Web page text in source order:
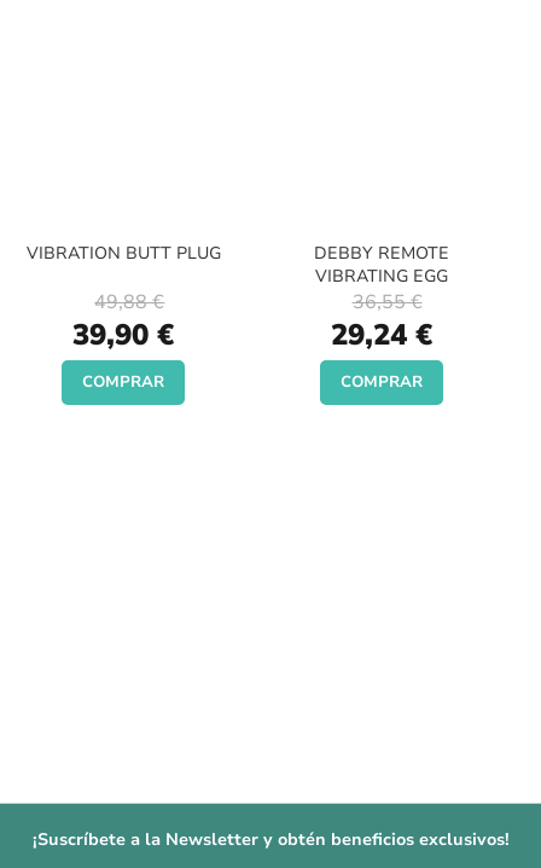
VIBRATION BUTT PLUG
Special
Price
39,90 €
49,88 €
COMPRAR
DEBBY REMOTE
VIBRATING EGG
Special
Price
29,24 €
36,55 €
COMPRAR
¡Suscríbete a la Newsletter y obtén beneficios exclusivos!